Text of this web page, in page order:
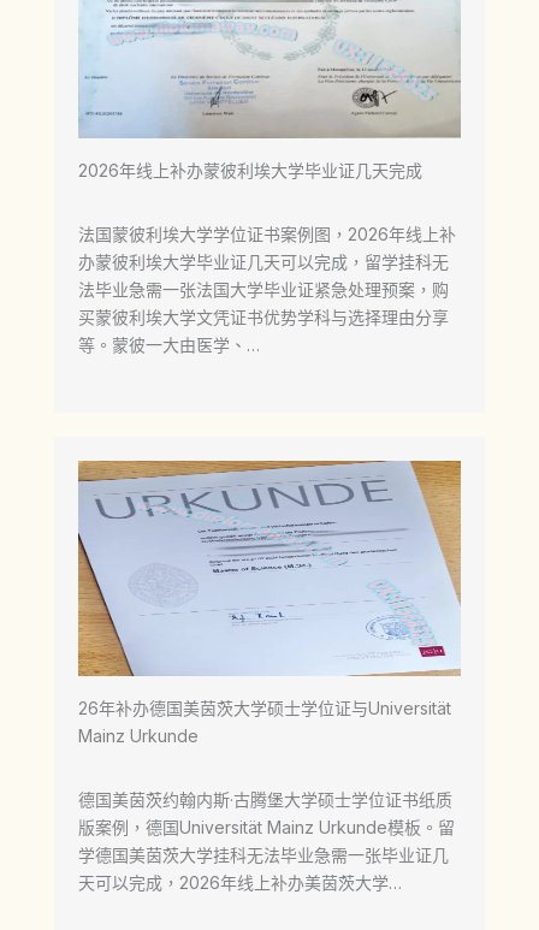
2026年线上补办蒙彼利埃大学毕业证几天完成
法国蒙彼利埃大学学位证书案例图，2026年线上补
办蒙彼利埃大学毕业证几天可以完成，留学挂科无
法毕业急需一张法国大学毕业证紧急处理预案，购
买蒙彼利埃大学文凭证书优势学科与选择理由分享
等。蒙彼一大由医学、…
26年补办德国美茵茨大学硕士学位证与Universität
Mainz Urkunde
德国美茵茨约翰内斯·古腾堡大学硕士学位证书纸质
版案例，德国Universität Mainz Urkunde模板。留
学德国美茵茨大学挂科无法毕业急需一张毕业证几
天可以完成，2026年线上补办美茵茨大学…